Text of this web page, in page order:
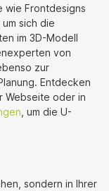
wie Frontdesigns
sich die
im 3D-Modell
von
zur
Entdecken
Webseite oder in
, um die U-
sondern in Ihrer